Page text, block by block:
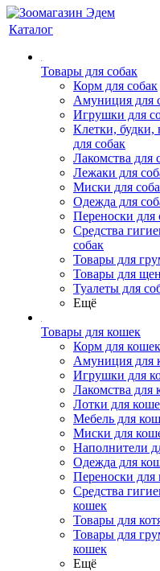
Каталог
Товары для собак
Корм для собак
Амуниция для
Игрушки для
Клетки, будки,
для собак
Лакомства для
Лежаки для
Миски для
Одежда для
Переноски для
Средства
собак
Товары для
Товары для
Туалеты для
Ещё
Товары для кошек
Корм для кошек
Амуниция для
Игрушки для
Лакомства для
Лотки для
Мебель для
Миски для
Наполнители
Одежда для
Переноски для
Средства
кошек
Товары для
Товары для
кошек
Ещё